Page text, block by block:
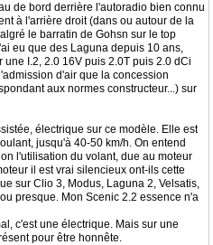
de bord derrière l'autoradio bien connu
à l'arrière droit (dans ou autour de la
le barratin de Gohsn sur le top
eu que des Laguna depuis 10 ans,
I.2, 2.0 16V puis 2.0T puis 2.0 dCi
d'air que la concession
aux normes constructeur...) sur
électrique sur ce modèle. Elle est
jusqu'à 40-50 km/h. On entend
l'utilisation du volant, due au moteur
il est vrai silencieux ont-ils cette
sur Clio 3, Modus, Laguna 2, Velsatis,
presque. Mon Scenic 2.2 essence n'a
c'est une électrique. Mais sur une
pour être honnête.